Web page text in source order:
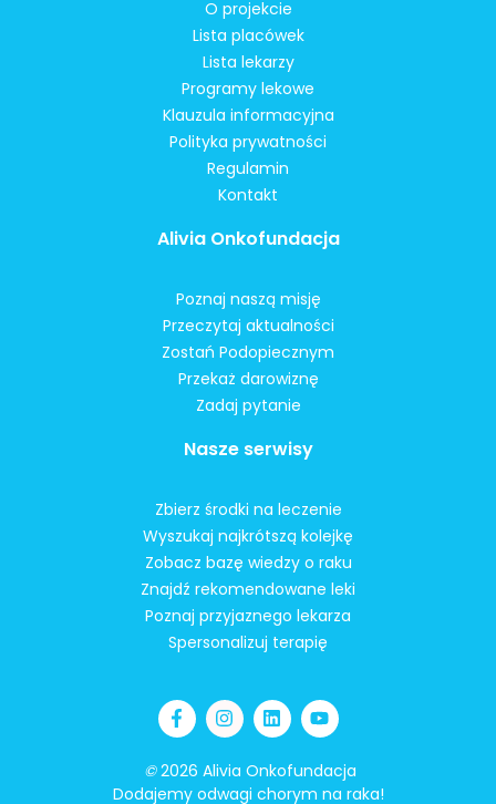
O projekcie
Lista placówek
Lista lekarzy
Programy lekowe
Klauzula informacyjna
Polityka prywatności
Regulamin
Kontakt
Alivia Onkofundacja
Poznaj naszą misję
Przeczytaj aktualności
Zostań Podopiecznym
Przekaż darowiznę
Zadaj pytanie
Nasze serwisy
Zbierz środki na leczenie
Wyszukaj najkrótszą kolejkę
Zobacz bazę wiedzy o raku
Znajdź rekomendowane leki
Poznaj przyjaznego lekarza
Spersonalizuj terapię
©2026 Alivia Onkofundacja
Dodajemy odwagi chorym na raka!